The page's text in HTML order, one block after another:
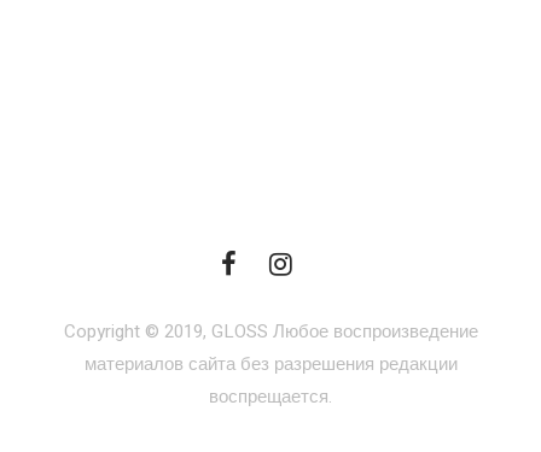
Copyright © 2019, GLOSS Любое воспроизведение
материалов сайта без разрешения редакции
воспрещается.